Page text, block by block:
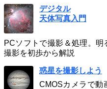
デジタル
天体写真入門
PCソフトで撮影＆処理。明
撮影を初歩から解説
惑星を撮影しよう
CMOSカメラで動